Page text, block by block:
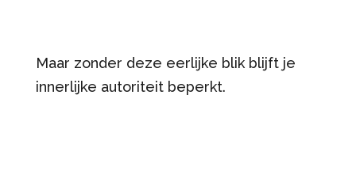
Maar zonder deze eerlijke blik blijft je
innerlijke autoriteit beperkt.